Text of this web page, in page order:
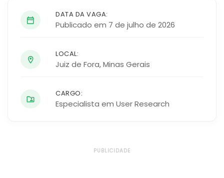
DATA DA VAGA:
Publicado em 7 de julho de 2026
LOCAL:
Juiz de Fora,Minas Gerais
CARGO:
Especialista em User Research
PUBLICIDADE